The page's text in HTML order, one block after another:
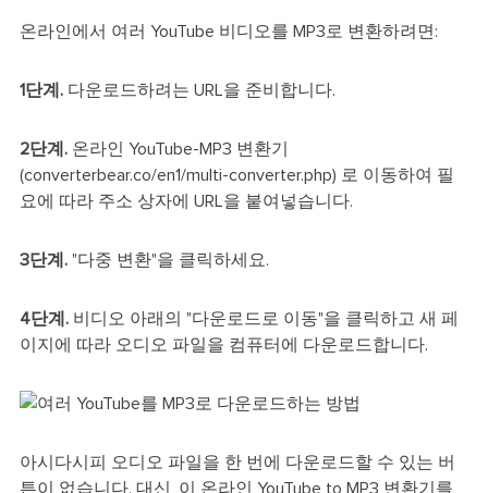
온라인에서 여러 YouTube 비디오를 MP3로 변환하려면:
1단계.다운로드하려는 URL을 준비합니다.
2단계.온라인 YouTube-MP3 변환기
(converterbear.co/en1/multi-converter.php) 로 이동하여 필
요에 따라 주소 상자에 URL을 붙여넣습니다.
3단계."다중 변환"을 클릭하세요.
4단계.비디오 아래의 "다운로드로 이동"을 클릭하고 새 페
이지에 따라 오디오 파일을 컴퓨터에 다운로드합니다.
아시다시피 오디오 파일을 한 번에 다운로드할 수 있는 버
튼이 없습니다. 대신, 이 온라인 YouTube to MP3 변환기를